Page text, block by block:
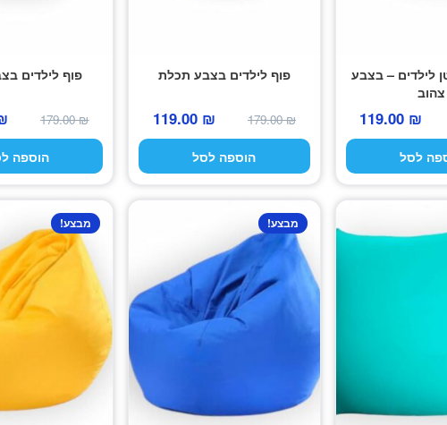
לילדים – בצבע
צהוב
המחיר
המקורי
היה:
119.00 ₪
המחיר
הנוכחי
הוא:
לסל
פוף לילדים בצבע תכלת
179.00₪
המחיר
המקורי
היה:
119.00 ₪
הנוכחי
הוא:
הוספה לסל
פוף לילדים
179.00₪
הוספה
מבצע! מבצע!